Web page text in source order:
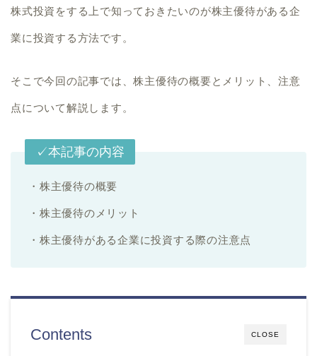
株式投資をする上で知っておきたいのが株主優待がある企
業に投資する方法です。
そこで今回の記事では、株主優待の概要とメリット、注意
点について解説します。
✓本記事の内容
・株主優待の概要
・株主優待のメリット
・株主優待がある企業に投資する際の注意点
CLOSE
Contents